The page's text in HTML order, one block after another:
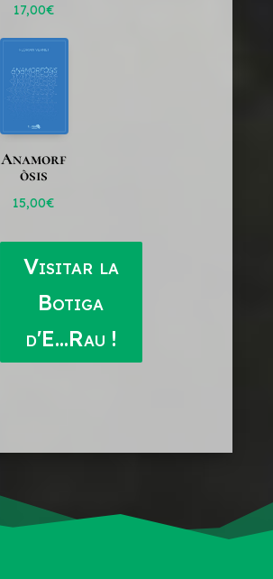
17,00€
Anamorf
òsis
15,00€
Visitar la
Botiga
d'E...Rau !